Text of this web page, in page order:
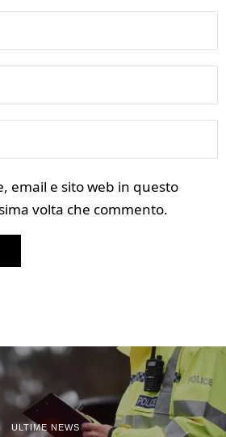
email e sito web in questo
volta che commento.
ULTIME NEWS